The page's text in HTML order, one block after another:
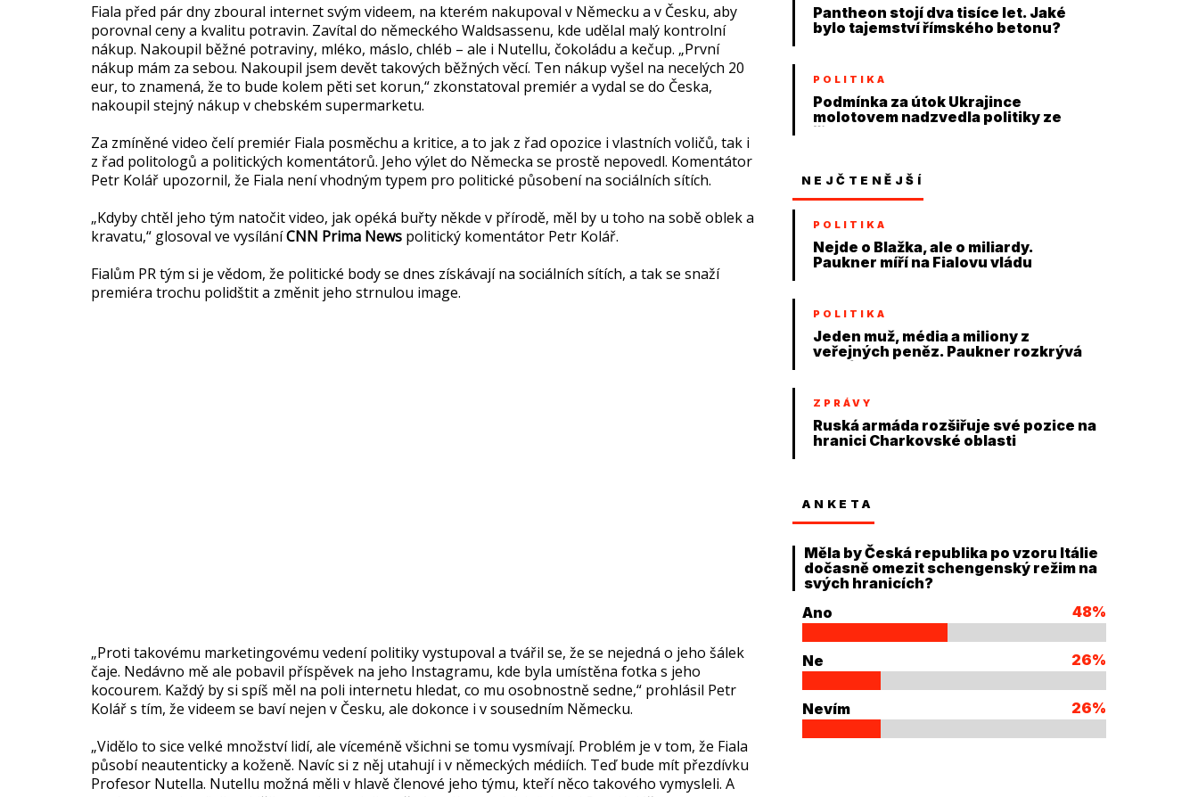
Fiala před pár dny zboural internet svým videem, na kterém nakupoval v Německu a v Česku, aby
porovnal ceny a kvalitu potravin. Zavítal do německého Waldsassenu, kde udělal malý kontrolní
nákup. Nakoupil běžné potraviny, mléko, máslo, chléb – ale i Nutellu, čokoládu a kečup. „První
nákup mám za sebou. Nakoupil jsem devět takových běžných věcí. Ten nákup vyšel na necelých 20
eur, to znamená, že to bude kolem pěti set korun,“ zkonstatoval premiér a vydal se do Česka,
nakoupil stejný nákup v chebském supermarketu.
Za zmíněné video čelí premiér Fiala posměchu a kritice, a to jak z řad opozice i vlastních voličů, tak i
z řad politologů a politických komentátorů. Jeho výlet do Německa se prostě nepovedl. Komentátor
Petr Kolář upozornil, že Fiala není vhodným typem pro politické působení na sociálních sítích.
„Kdyby chtěl jeho tým natočit video, jak opéká buřty někde v přírodě, měl by u toho na sobě oblek a
kravatu,“ glosoval ve vysíláníCNN Prima News politický komentátor Petr Kolář.
Fialům PR tým si je vědom, že politické body se dnes získávají na sociálních sítích, a tak se snaží
premiéra trochu polidštit a změnit jeho strnulou image.
„Proti takovému marketingovému vedení politiky vystupoval a tvářil se, že se nejedná o jeho šálek
čaje. Nedávno mě ale pobavil příspěvek na jeho Instagramu, kde byla umístěna fotka s jeho
kocourem. Každý by si spíš měl na poli internetu hledat, co mu osobnostně sedne,“ prohlásil Petr
Kolář s tím, že videem se baví nejen v Česku, ale dokonce i v sousedním Německu.
„Vidělo to sice velké množství lidí, ale víceméně všichni se tomu vysmívají. Problém je v tom, že Fiala
působí neautenticky a koženě. Navíc si z něj utahují i v německých médiích. Teď bude mít přezdívku
Profesor Nutella. Nutellu možná měli v hlavě členové jeho týmu, kteří něco takového vymysleli. A
Pantheon stojí dva tisíce let. Jaké
bylo tajemství římského betonu?
POLITIKA
Podmínka za útok Ukrajince
molotovem nadzvedla politiky ze
židle
NEJČTENĚJŠÍ
POLITIKA
Nejde o Blažka, ale o miliardy.
Paukner míří na Fialovu vládu
POLITIKA
Jeden muž, média a miliony z
veřejných peněz. Paukner rozkrývá
systém
ZPRÁVY
Ruská armáda rozšiřuje své pozice na
hranici Charkovské oblasti
ANKETA
Měla by Česká republika po vzoru Itálie
dočasně omezit schengenský režim na
svých hranicích?
Ano
48%
Ne 26%
Nevím 26%